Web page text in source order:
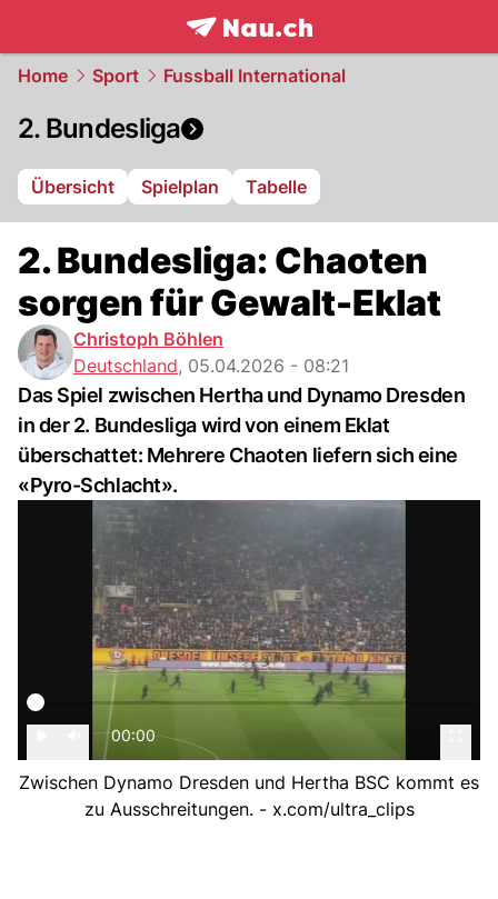
frontpage.NAU.ch
Home Sport Fussball International
2. Bundesliga
Übersicht Spielplan Tabelle
2. Bundesliga: Chaoten
sorgen für Gewalt-Eklat
Christoph Böhlen
Deutschland, 05.04.2026 - 08:21
Das Spiel zwischen Hertha und Dynamo Dresden
in der 2. Bundesliga wird von einem Eklat
überschattet: Mehrere Chaoten liefern sich eine
«Pyro-Schlacht».
00:00
Zwischen Dynamo Dresden und Hertha BSC kommt es
zu Ausschreitungen. - x.com/ultra_clips